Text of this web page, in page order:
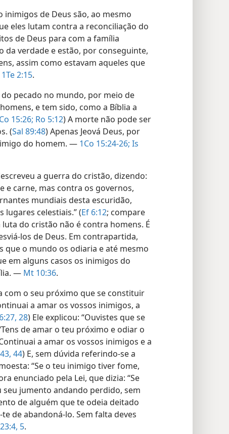
inimigos de Deus são, ao mesmo
eles lutam contra a reconciliação do
de Deus para com a família
da verdade e estão, por conseguinte,
assim como estavam aqueles que
1Te 2:15.
pecado no mundo, por meio de
e tem sido, como a Bíblia a
15:26; Ro 5:12) A morte não pode ser
(Sal 89:48) Apenas Jeová Deus, por
do homem. — 1Co 15:24-26; Is
a guerra do cristão, dizendo:
e carne, mas contra os governos,
mundiais desta escuridão,
celestiais.” (Ef 6:12; compare
do cristão não é contra homens. É
los de Deus. Em contrapartida,
que o mundo os odiaria e até mesmo
em alguns casos os inimigos do
— Mt 10:36.
com o seu próximo que se constituir
a amar os vossos inimigos, a
28) Ele explicou: “Ouvistes que se
de amar o teu próximo e odiar o
a amar os vossos inimigos e a
44) E, sem dúvida referindo-se a
“Se o teu inimigo tiver fome,
enunciado pela Lei, que dizia: “Se
jumento andando perdido, sem
de alguém que te odeia deitado
de abandoná-lo. Sem falta deves
5.